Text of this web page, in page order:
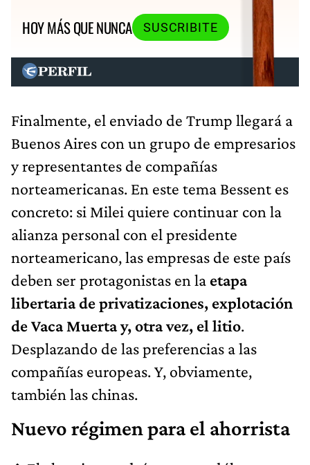
HOY MÁS QUE NUNCA
SUSCRIBITE
Finalmente, el enviado de Trump llegará a
Buenos Aires con un grupo de empresarios
y representantes de compañías
norteamericanas. En este tema Bessent es
concreto: si Milei quiere continuar con la
alianza personal con el presidente
norteamericano, las empresas de este país
deben ser protagonistas en la etapa
libertaria de privatizaciones, explotación
de Vaca Muerta y, otra vez, el litio.
Desplazando de las preferencias a las
compañías europeas. Y, obviamente,
también las chinas.
Nuevo régimen para el ahorrista